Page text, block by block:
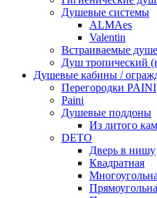
Душевые системы
ALMAes
Valentin
Встраиваемые
Душ тропический
Душевые кабины /
Перегородки PAINI
Paini
Душевые поддоны
Из литого
DETO
Дверь в нишу
Квадратная